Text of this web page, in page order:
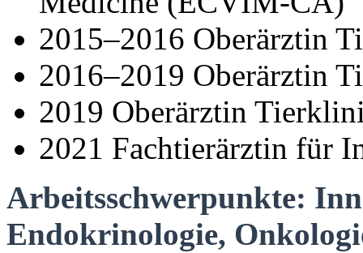
2015–2016 Oberärztin
2016–2019 Oberärztin
2019 Oberärztin
2021 Fachtierärztin für
Arbeitsschwerpunkte:
Endokrinologie,